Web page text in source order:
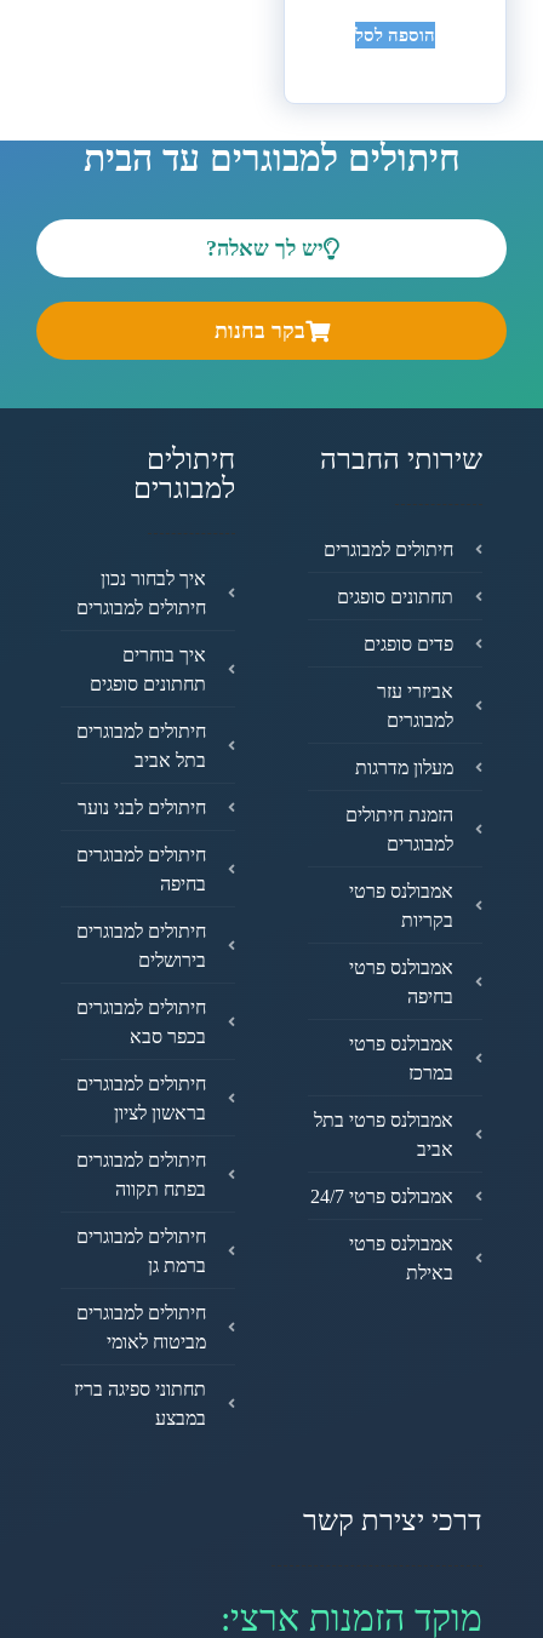
הוספה לסל
חיתולים למבוגרים עד הבית
יש לך שאלה?
בקר בחנות
שירותי החברה
חיתולים למבוגרים
תחתונים סופגים
פדים סופגים
אביזרי עזר
למבוגרים
מעלון מדרגות
הזמנת חיתולים
למבוגרים
אמבולנס פרטי
בקריות
אמבולנס פרטי
בחיפה
אמבולנס פרטי
במרכז
אמבולנס פרטי בתל
אביב
אמבולנס פרטי 24/7
אמבולנס פרטי
באילת
חיתולים
למבוגרים
איך לבחור נכון
חיתולים למבוגרים
איך בוחרים
תחתונים סופגים
חיתולים למבוגרים
בתל אביב
חיתולים לבני נוער
חיתולים למבוגרים
בחיפה
חיתולים למבוגרים
בירושלים
חיתולים למבוגרים
בכפר סבא
חיתולים למבוגרים
בראשון לציון
חיתולים למבוגרים
בפתח תקווה
חיתולים למבוגרים
ברמת גן
חיתולים למבוגרים
מביטוח לאומי
תחתוני ספיגה בריז
במבצע
דרכי יצירת קשר
מוקד הזמנות ארצי: